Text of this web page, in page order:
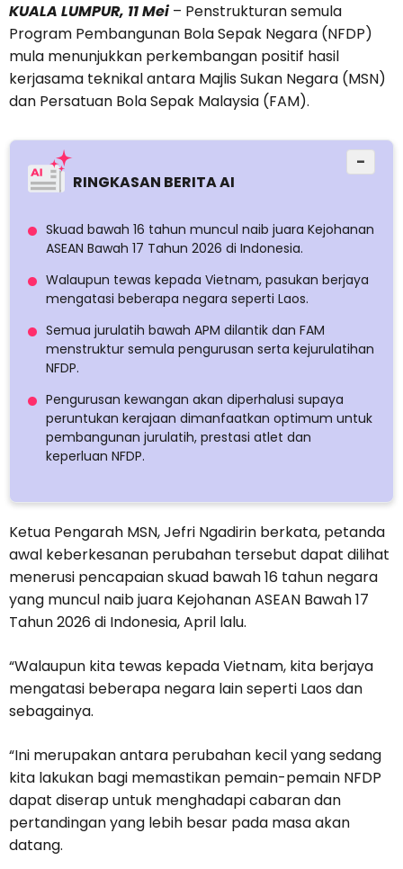
KUALA LUMPUR, 11 Mei– Penstrukturan semula
Program Pembangunan Bola Sepak Negara (NFDP)
mula menunjukkan perkembangan positif hasil
kerjasama teknikal antara Majlis Sukan Negara (MSN)
dan Persatuan Bola Sepak Malaysia (FAM).
RINGKASAN BERITA AI
−
Skuad bawah 16 tahun muncul naib juara Kejohanan
ASEAN Bawah 17 Tahun 2026 di Indonesia.
Walaupun tewas kepada Vietnam, pasukan berjaya
mengatasi beberapa negara seperti Laos.
Semua jurulatih bawah APM dilantik dan FAM
menstruktur semula pengurusan serta kejurulatihan
NFDP.
Pengurusan kewangan akan diperhalusi supaya
peruntukan kerajaan dimanfaatkan optimum untuk
pembangunan jurulatih, prestasi atlet dan
keperluan NFDP.
Ketua Pengarah MSN, Jefri Ngadirin berkata, petanda
awal keberkesanan perubahan tersebut dapat dilihat
menerusi pencapaian skuad bawah 16 tahun negara
yang muncul naib juara Kejohanan ASEAN Bawah 17
Tahun 2026 di Indonesia, April lalu.
“Walaupun kita tewas kepada Vietnam, kita berjaya
mengatasi beberapa negara lain seperti Laos dan
sebagainya.
“Ini merupakan antara perubahan kecil yang sedang
kita lakukan bagi memastikan pemain-pemain NFDP
dapat diserap untuk menghadapi cabaran dan
pertandingan yang lebih besar pada masa akan
datang.